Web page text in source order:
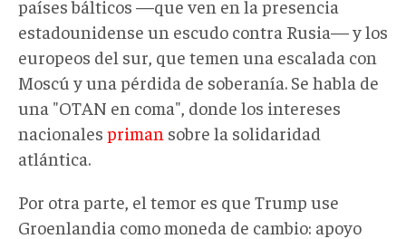
países bálticos —que ven en la presencia
estadounidense un escudo contra Rusia— y los
europeos del sur, que temen una escalada con
Moscú y una pérdida de soberanía. Se habla de
una "OTAN en coma", donde los intereses
nacionales priman sobre la solidaridad
atlántica.
Por otra parte, el temor es que Trump use
Groenlandia como moneda de cambio: apoyo